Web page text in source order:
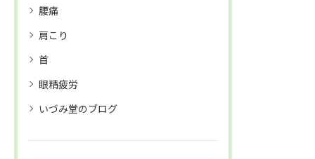
腰痛
肩こり
首
眼精疲労
いづみ堂のブログ